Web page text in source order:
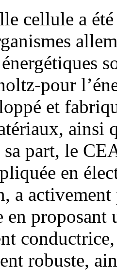
cellule a
pour
et
ainsi
part, le
en
a
en proposant
robuste,